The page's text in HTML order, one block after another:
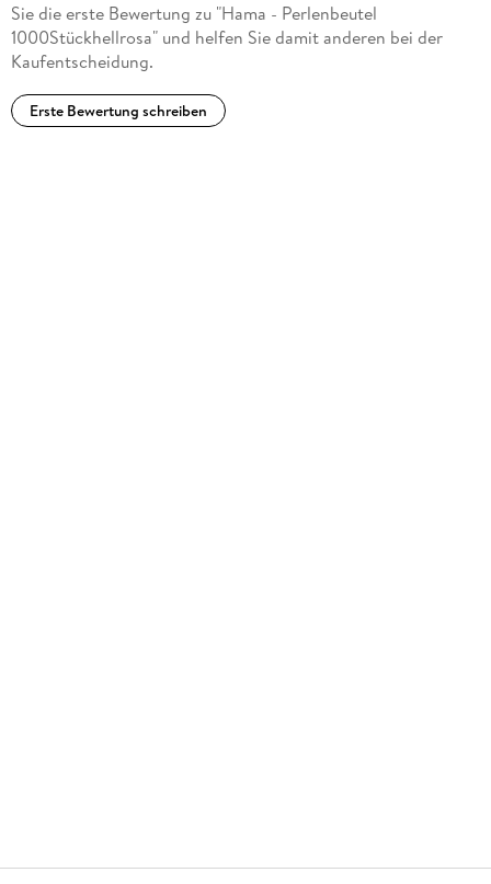
Sie die erste Bewertung zu "Hama - Perlenbeutel
1000Stückhellrosa" und helfen Sie damit anderen bei der
Kaufentscheidung.
Erste Bewertung schreiben